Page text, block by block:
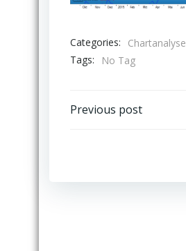
Categories: Chartanalyse
Tags:
No Tag
Post
Previous post